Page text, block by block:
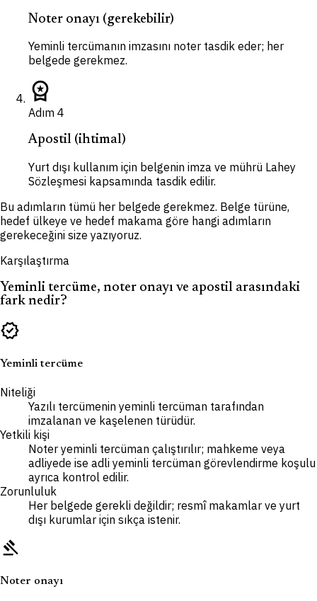
Noter onayı (gerekebilir)
Yeminli tercümanın imzasını noter tasdik eder; her
belgede gerekmez.
workspace_premium
Adım 4
Apostil (ihtimal)
Yurt dışı kullanım için belgenin imza ve mührü Lahey
Sözleşmesi kapsamında tasdik edilir.
Bu adımların tümü her belgede gerekmez. Belge türüne,
hedef ülkeye ve hedef makama göre hangi adımların
gerekeceğini size yazıyoruz.
Karşılaştırma
Yeminli tercüme, noter onayı ve apostil arasındaki
fark nedir?
verified
Yeminli tercüme
Niteliği
Yazılı tercümenin yeminli tercüman tarafından
imzalanan ve kaşelenen türüdür.
Yetkili kişi
Noter yeminli tercüman çalıştırılır; mahkeme veya
adliyede ise adli yeminli tercüman görevlendirme koşulu
ayrıca kontrol edilir.
Zorunluluk
Her belgede gerekli değildir; resmî makamlar ve yurt
dışı kurumlar için sıkça istenir.
gavel
Noter onayı